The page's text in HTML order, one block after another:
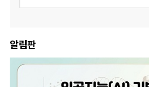
알림판